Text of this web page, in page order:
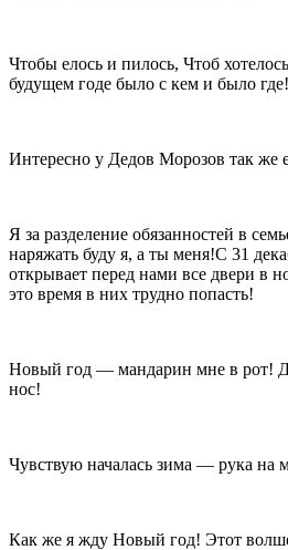
Чтобы елось и пилось, Чтоб
будущем годе было с кем и было где!
Интересно у Дедов Морозов так же
Я за разделение обязанностей в
наряжать буду я, а ты меня!С 31
открывает перед нами все двери в
это время в них трудно попасть!
Новый год — мандарин мне в рот!
нос!
Чувствую началась зима — рука на
Как же я жду Новый год! Этот